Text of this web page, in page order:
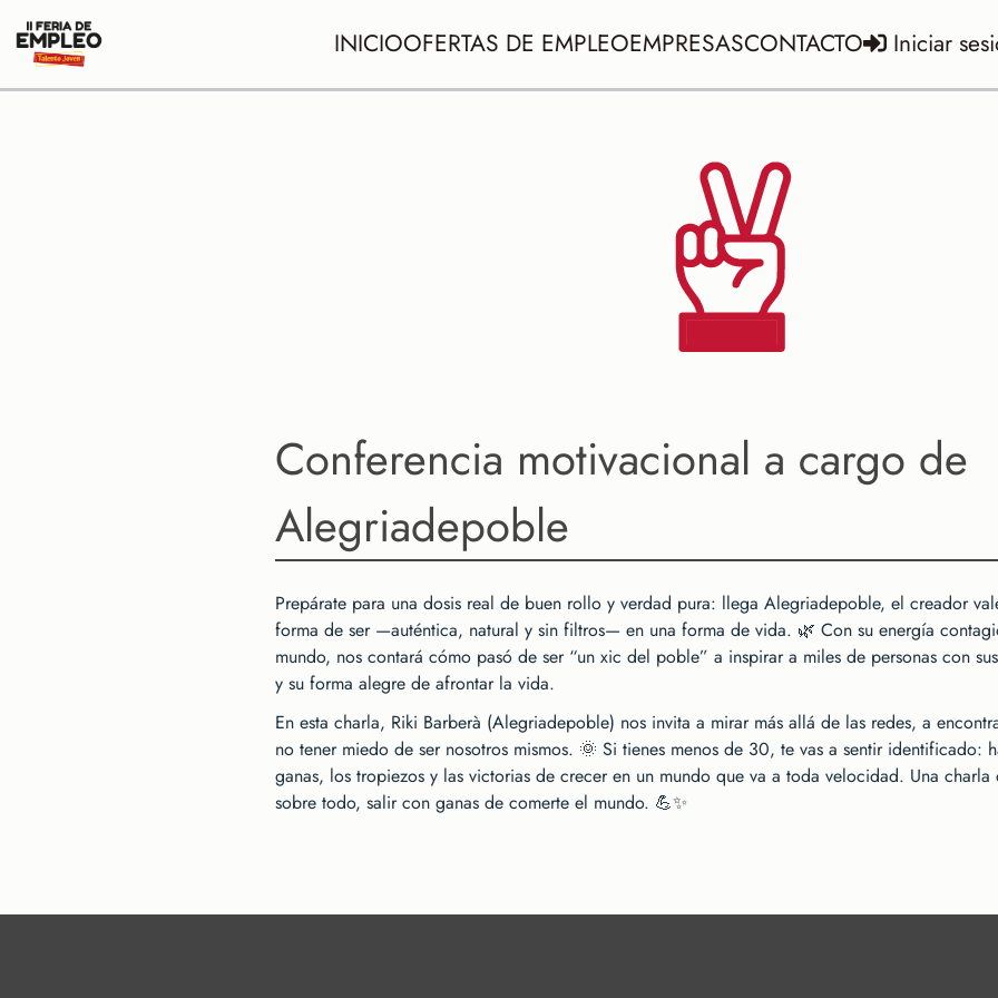
INICIOOFERTAS DE EMPLEOEMPRESASCONTACTO Iniciar
Conferencia motivacional a cargo de
Alegriadepoble
Prepárate para una dosis real de buen rollo y verdad pura: llega Alegriadepoble, el creador
forma de ser —auténtica, natural y sin filtros— en una forma de vida. 🌿 Con su energía
mundo, nos contará cómo pasó de ser “un xic del poble” a inspirar a miles de personas con
y su forma alegre de afrontar la vida.
En esta charla, Riki Barberà (Alegriadepoble) nos invita a mirar más allá de las redes, a
no tener miedo de ser nosotros mismos. 🌞 Si tienes menos de 30, te vas a sentir identificado:
ganas, los tropiezos y las victorias de crecer en un mundo que va a toda velocidad. Una charla
sobre todo, salir con ganas de comerte el mundo. 💪✨